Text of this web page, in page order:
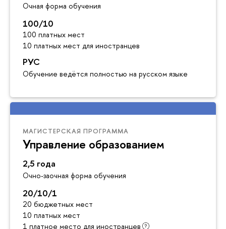
Очная форма обучения
100/10
100 платных мест
10 платных мест для иностранцев
РУС
Обучение ведётся полностью на русском языке
МАГИСТЕРСКАЯ ПРОГРАММА
Управление образованием
2,5 года
Очно-заочная форма обучения
20/10/1
20 бюджетных мест
10 платных мест
1 платное место для иностранцев